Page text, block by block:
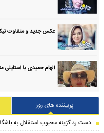
عکس جدید و متفاوت
الهام حمیدی با
پربیننده های روز
دست رد گزینه محبوب استقلال به